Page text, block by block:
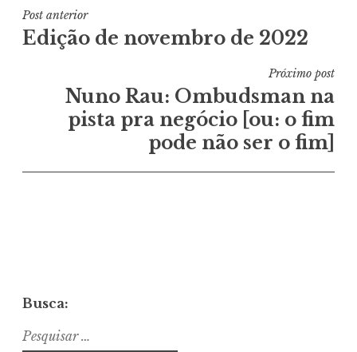
Navegação
de
Post anterior
Edição de novembro de 2022
Próximo post
Nuno Rau: Ombudsman na
pista pra negócio [ou: o fim
pode não ser o fim]
Busca:
Pesquisar